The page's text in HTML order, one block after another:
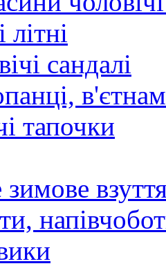
літні
сандалі
тапочки